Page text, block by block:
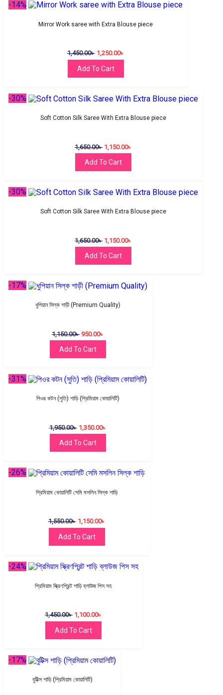
-14%
Mirror Work saree with Extra Blouse piece
1,450.00৳ 1,250.00৳
Add To Cart
-30%
Soft Cotton Silk Saree With Extra Blouse piece
1,650.00৳ 1,150.00৳
Add To Cart
-30%
Soft Cotton Silk Saree With Extra Blouse piece
1,650.00৳ 1,150.00৳
Add To Cart
-17%
ধুপিয়ান সিল্ক শাড়ী (Premium Quality)
1,150.00৳ 950.00৳
Add To Cart
-31%
পিওর কটন (সুতি) শাড়ি (প্রিমিয়াম কোয়ালিটি)
1,950.00৳ 1,350.00৳
Add To Cart
-26%
প্রিমিয়াম কোয়ালিটি সেমি মসলিন সিল্ক শাড়ি
1,550.00৳ 1,150.00৳
Add To Cart
-24%
প্রিমিয়াম স্ক্রিণপ্রিন্ট শাড়ি ব্লাউজ পিস সহ
1,450.00৳ 1,100.00৳
Add To Cart
-17%
বুটিক্স শাড়ি (প্রিমিয়াম কোয়ালিটি)